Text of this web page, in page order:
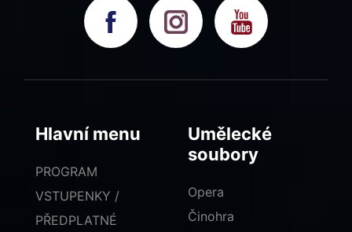
Hlavní menu
PROGRAM
VSTUPENKY /
PŘEDPLATNÉ
Umělecké
soubory
Opera
Činohra